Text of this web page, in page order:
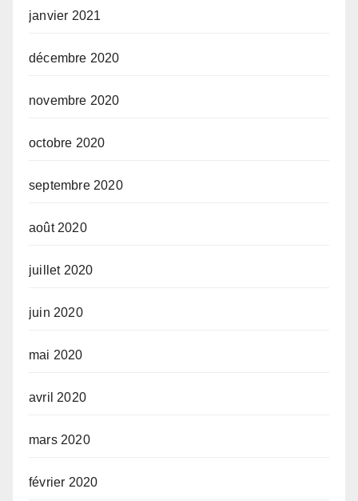
janvier 2021
décembre 2020
novembre 2020
octobre 2020
septembre 2020
août 2020
juillet 2020
juin 2020
mai 2020
avril 2020
mars 2020
février 2020